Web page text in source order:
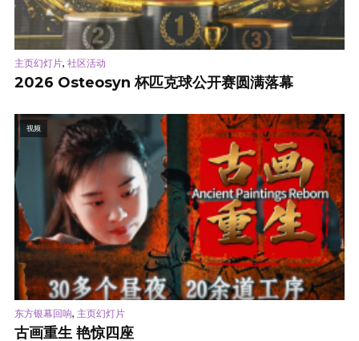
主页幻灯片, 社区活动
2026 Osteosyn 杯匹克球公开赛圆满落幕
视频
东方银幕回响, 主页幻灯片
古画重生 艳惊四座